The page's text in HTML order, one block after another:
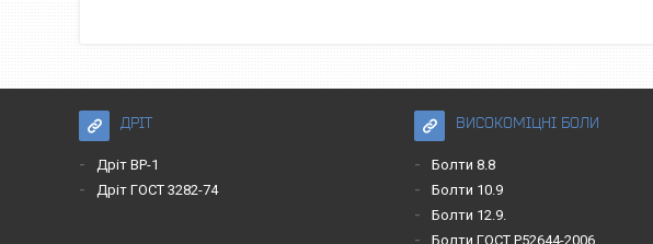
ДРІТ
Дріт ВР-1
Дріт ГОСТ 3282-74
ВИСОКОМІЦНІ БОЛИ
Болти 8.8
Болти 10.9
Болти 12.9.
Болти ГОСТ Р52644-2006